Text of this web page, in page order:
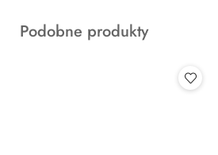
Produkty
Podobne produkty